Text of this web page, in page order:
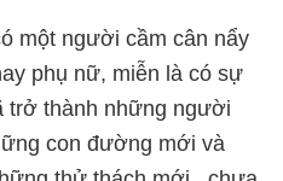
một người cầm cân nẩy
phụ nữ, miễn là có sự
trở thành những người
con đường mới và